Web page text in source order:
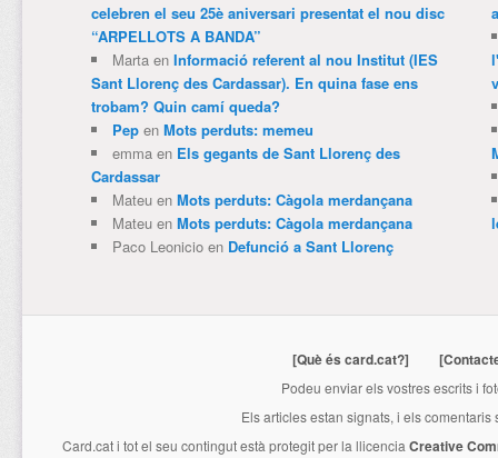
celebren el seu 25è aniversari presentat el nou disc
“ARPELLOTS A BANDA”
Martaen Informació referent al nou Institut (IES
Sant Llorenç des Cardassar). En quina fase ens
trobam? Quin camí queda?
Pepen Mots perduts: memeu
emmaen Els gegants de Sant Llorenç des
Cardassar
Mateuen Mots perduts: Càgola merdançana
Mateuen Mots perduts: Càgola merdançana
Paco Leonicioen Defunció a Sant Llorenç
[Què és card.cat?]
Podeu enviar els vostres escrits i
Els articles estan signats, i els
Card.cati tot el seu contingut està protegit per la llicenciaCreative